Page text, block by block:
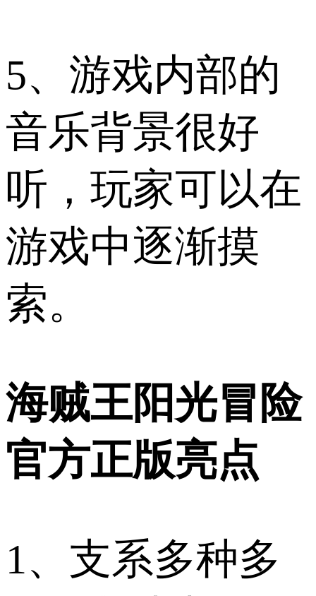
5、游戏内部的
音乐背景很好
听，玩家可以在
游戏中逐渐摸
索。
海贼王阳光冒险
官方正版亮点
1、支系多种多